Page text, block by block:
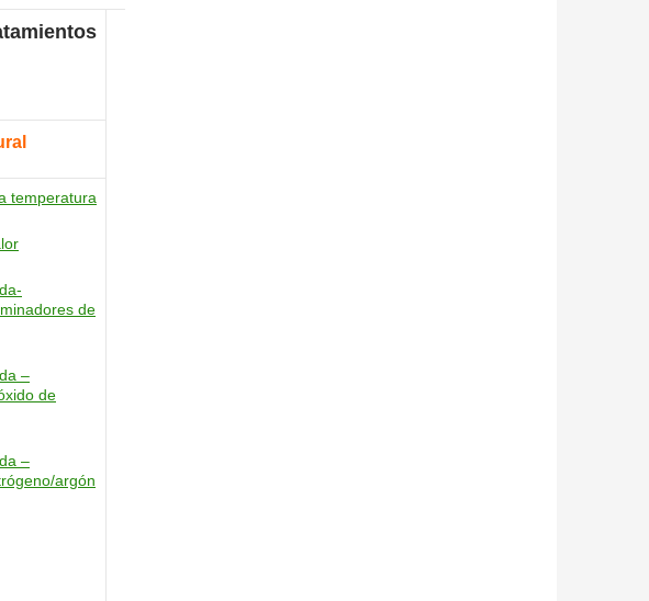
temperatura
de
–
de
–
argón